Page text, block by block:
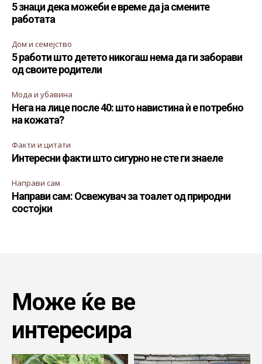
5 знаци дека можеби е време да ја смените
работата
Дом и семејство
5 работи што детето никогаш нема да ги заборави
од своите родители
Мода и убавина
Нега на лице после 40: што навистина ѝ е потребно
на кожата?
Факти и цитати
Интересни факти што сигурно не сте ги знаеле
Направи сам
Направи сам: Освежувач за тоалет од природни
состојки
Може ќе ве
интересира